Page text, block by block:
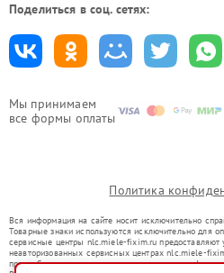
Мы принимаем
все формы оплаты
Поделиться в соц. сетях:
Политика
Вся информация на сайте носит исключительно
Товарные знаки используются исключительно для
сервисные центры nlc.miele-fixim.ru предоставляют
неавторизованных сервисных центрах nlc.miele-
правообладателями товарных знаков или их